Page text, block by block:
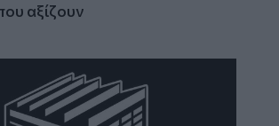
αξίζουν